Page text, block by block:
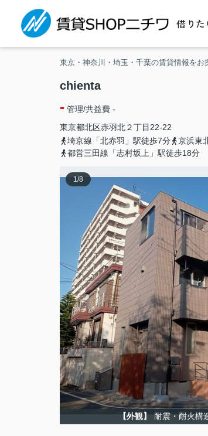
借りた
東京・神奈川・埼玉・千葉の賃貸情報をお
chienta
- 管理/共益費 -
東京都北区赤羽北２丁目22-22
埼京線「北赤羽」駅徒歩7分
京浜東
都営三田線「志村坂上」駅徒歩18分
1/8
【外観】 耐震・耐火構